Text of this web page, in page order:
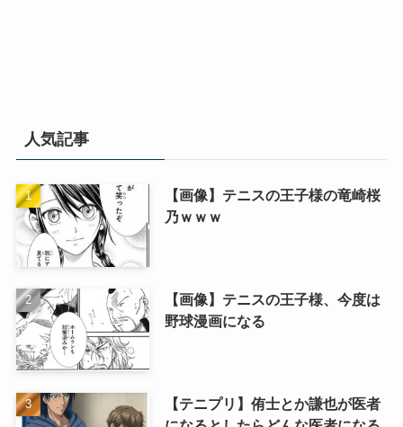
人気記事
【画像】テニスの王子様の竜崎桜
乃ｗｗｗ
【画像】テニスの王子様、今度は
野球漫画になる
【テニプリ】侑士とか謙也が医者